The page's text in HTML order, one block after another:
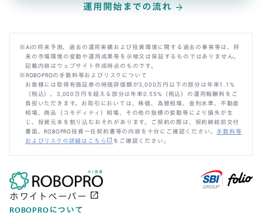
運用開始までの流れ arrow_forward
※AIの将来予測、過去の運用実績および投資環境に関する過去の事実等は、将
来の市場環境の変動や運用成果等を示唆又は保証するものではありません。
記載内容はウェブサイト作成時点のものです。
※ROBOPROの手数料等およびリスクについて
お客様には取得有価証券の時価評価額が3,000万円以下の部分は年率1.1%
（税込）、3,000万円を超える部分は年率0.55%（税込）の運用報酬料をご
負担いただきます。お取引においては、株価、為替相場、金利水準、不動産
相場、商品（コモディティ）相場、その他の指標の変動等により損失が生
じ、投資元本を割り込むおそれがあります。ご契約の際は、契約締結前交付
書面、ROBOPRO投資一任契約書等の内容を十分にご確認ください。手数料等
およびリスクの詳細はこちら open_in_new をご確認ください。
ホワイトペーパー open_in_new
ROBOPROについて